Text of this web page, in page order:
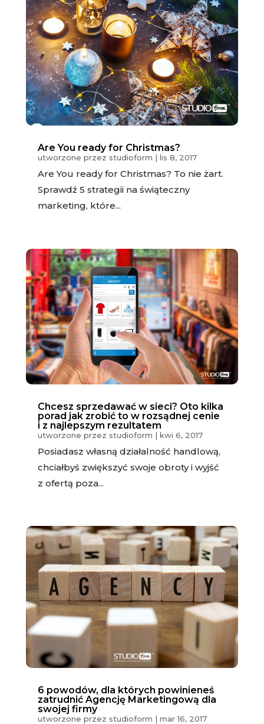
Are You ready for Christmas?
utworzone przez studioform | lis 8, 2017
Are You ready for Christmas? To nie żart.
Sprawdź 5 strategii na świąteczny
marketing, które...
Chcesz sprzedawać w sieci? Oto kilka
porad jak zrobić to w rozsądnej cenie
i z najlepszym rezultatem
utworzone przez studioform | kwi 6, 2017
Posiadasz własną działalność handlową,
chciałbyś zwiększyć swoje obroty i wyjść
z ofertą poza...
6 powodów, dla których powinieneś
zatrudnić Agencję Marketingową dla
swojej firmy
utworzone przez studioform | mar 16, 2017